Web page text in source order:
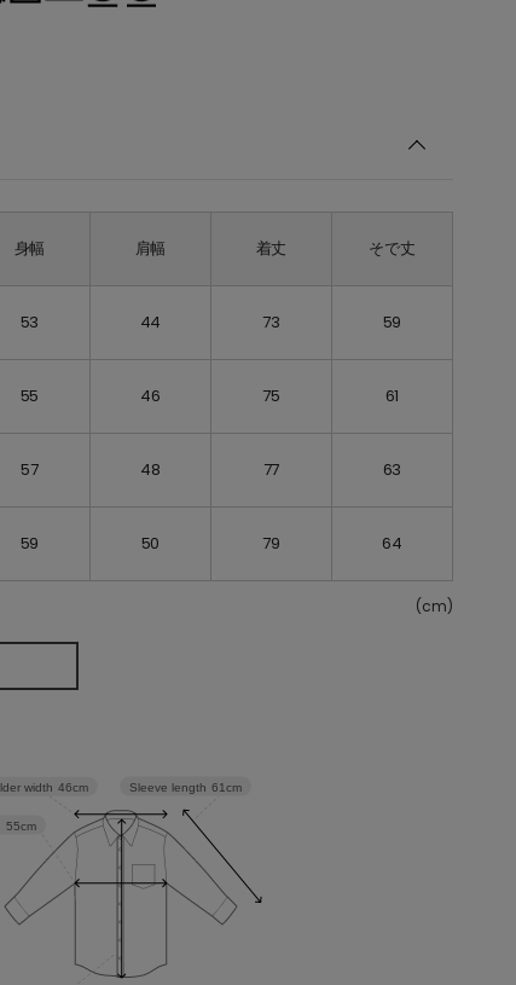
身幅 肩幅 着丈 そで丈
53 44 73 59
55 46 75 61
57 48 77 63
59 50 79 64
(cm)
Sleeve length 61cm
55cm
width 46cm